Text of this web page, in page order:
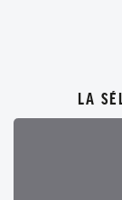
LA